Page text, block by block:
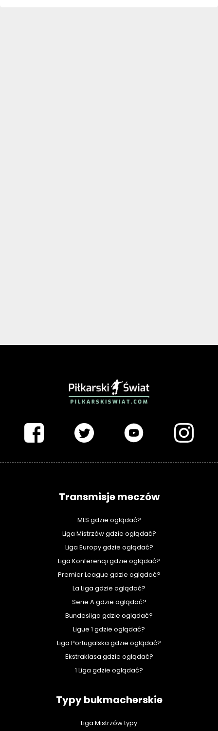
Transmisje meczów
MLS gdzie oglądać?
Liga Mistrzów gdzie oglądać?
Liga Europy gdzie oglądać?
Liga Konferencji gdzie oglądać?
Premier League gdzie oglądać?
La Liga gdzie oglądać?
Serie A gdzie oglądać?
Bundesliga gdzie oglądać?
Ligue 1 gdzie oglądać?
Liga Portugalska gdzie oglądać?
Ekstraklasa gdzie oglądać?
1 Liga gdzie oglądać?
Typy bukmacherskie
Liga Mistrzów typy